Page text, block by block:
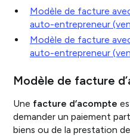
Modèle de facture
auto-entrepreneur
Modèle de facture
auto-entrepreneur
Modèle de facture
Une facture d’acompte
demander un paiement
biens ou de la prestation